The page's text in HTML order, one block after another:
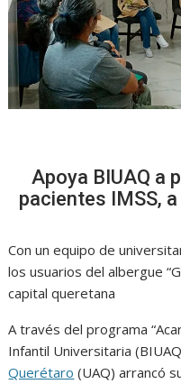
Apoya BIUAQ a
pacientes IMSS,
Con un equipo de
los usuarios del albergue
capital queretana
A través del programa
Infantil Universitaria
Querétaro (UAQ) arrancó